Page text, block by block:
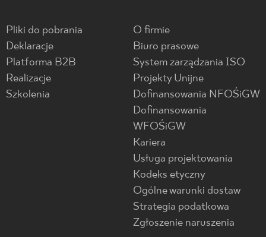
Pliki do pobrania
Deklaracje
Platforma B2B
Realizacje
Szkolenia
O firmie
Biuro prasowe
System zarządzania ISO
Projekty Unijne
Dofinansowania NFOŚiGW
Dofinansowania
WFOŚiGW
Kariera
Usługa projektowania
Kodeks etyczny
Ogólne warunki dostaw
Strategia podatkowa
Zgłoszenie naruszenia